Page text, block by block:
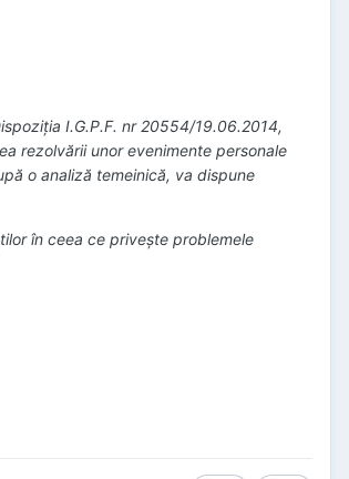
I.G.P.F. nr 20554/19.06.2014,
rezolvării unor evenimente personale
o analiză temeinică, va dispune
în ceea ce priveşte problemele